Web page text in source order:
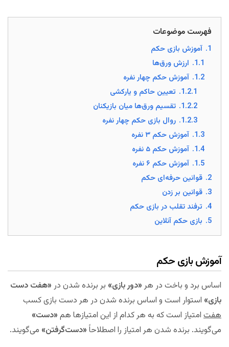
فهرست موضوعات
1. آموزش بازی حکم
1.1. ارزش ورق‌ها
1.2. آموزش حکم چهار نفره
1.2.1. تعیین حاکم و یارکشی
1.2.2. تقسیم ورق‌ها میان بازیکنان
1.2.3. روال بازی حکم چهار نفره
1.3. آموزش حکم ۳ نفره
1.4. آموزش حکم ۵ نفره
1.5. آموزش حکم ۶ نفره
2. قوانین حرفه‌ای حکم
3. قوانین بر زدن
4. ترفند تقلب در بازی حکم
5. بازی حکم آنلاین
آموزش بازی حکم
اساس برد و باخت در هر «دور بازی» بر برنده شدن در «هفت دست
بازی» استوار است و اساس برنده شدن در هر دست بازی کسب
هفت امتیاز است که به هر کدام از این امتیازها هم «دست»
می‌گویند. برنده شدن هر امتیاز را اصطلاحاً «دست‌گرفتن» می‌گویند.